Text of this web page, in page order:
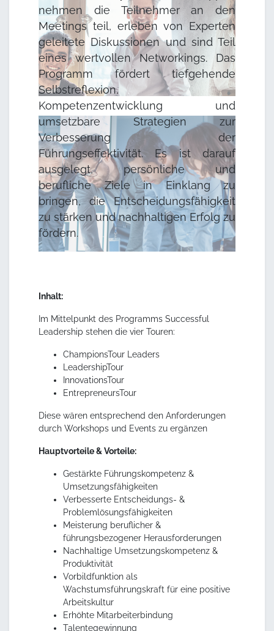
nehmen die Teilnehmer an den
Meetings teil, erleben von Experten
geleitete Diskussionen und sind Teil
eines wertvollen Networkings. Das
Programm fördert tiefgehende
Selbstreflexion,
Kompetenzentwicklung und
umsetzbare Strategien zur
Verbesserung der
Führungseffektivität. Es ist darauf
ausgelegt, persönliche und
berufliche Ziele in Einklang zu
bringen, die Entscheidungsfähigkeit
zu stärken und nachhaltigen Erfolg zu
fördern.
Inhalt:
Im Mittelpunkt des Programms Successful
Leadership stehen die vier Touren:
ChampionsTour Leaders
LeadershipTour
InnovationsTour
EntrepreneursTour
Diese wären entsprechend den Anforderungen
durch Workshops und Events zu ergänzen
Hauptvorteile & Vorteile:
Gestärkte Führungskompetenz &
Umsetzungsfähigkeiten
Verbesserte Entscheidungs- &
Problemlösungsfähigkeiten
Meisterung beruflicher &
führungsbezogener Herausforderungen
Nachhaltige Umsetzungskompetenz &
Produktivität
Vorbildfunktion als
Wachstumsführungskraft für eine positive
Arbeitskultur
Erhöhte Mitarbeiterbindung
Talentegewinnung